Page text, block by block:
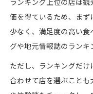
価を得ているため、ま
少なく、満足度の高い
グや地元情報誌のランキ
ただし、ランキングだ
合わせて店を選ぶことも